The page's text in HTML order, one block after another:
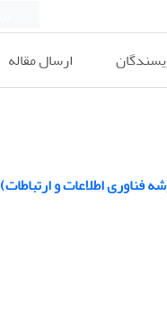
ارسال مقاله
اطلاعات و ارتباطات)